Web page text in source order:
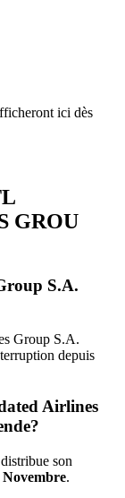
ici dès
GROU
S.A.
Group S.A.
depuis
Airlines
son
.